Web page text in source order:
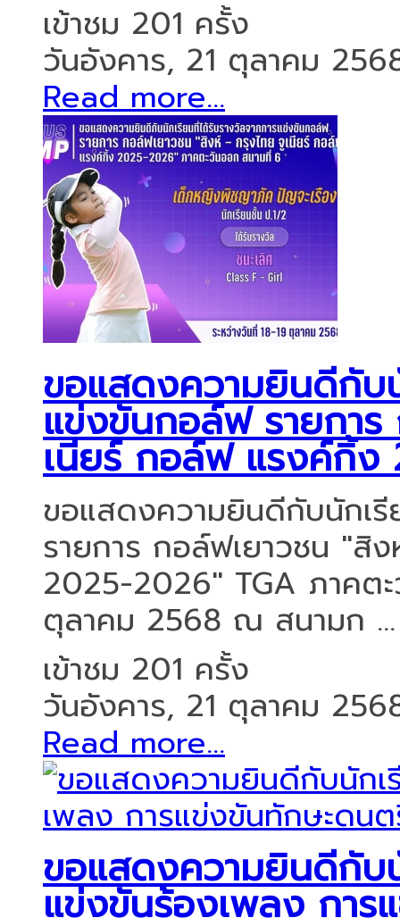
เข้าชม 201 ครั้ง
วันอังคาร, 21 ตุลาคม
Read more...
ขอแสดงความยินดีกับ
แข่งขันกอล์ฟ รายกา
เนียร์ กอล์ฟ แรงค์กิ้ง
ขอแสดงความยินดีกับนักเ
รายการ กอล์ฟเยาวชน "สิ
2025-2026" TGA ภาคต
ตุลาคม 2568 ณ สนามก ...
เข้าชม 201 ครั้ง
วันอังคาร, 21 ตุลาคม
Read more...
ขอแสดงความยินดีกับ
แข่งขันร้องเพลง การ